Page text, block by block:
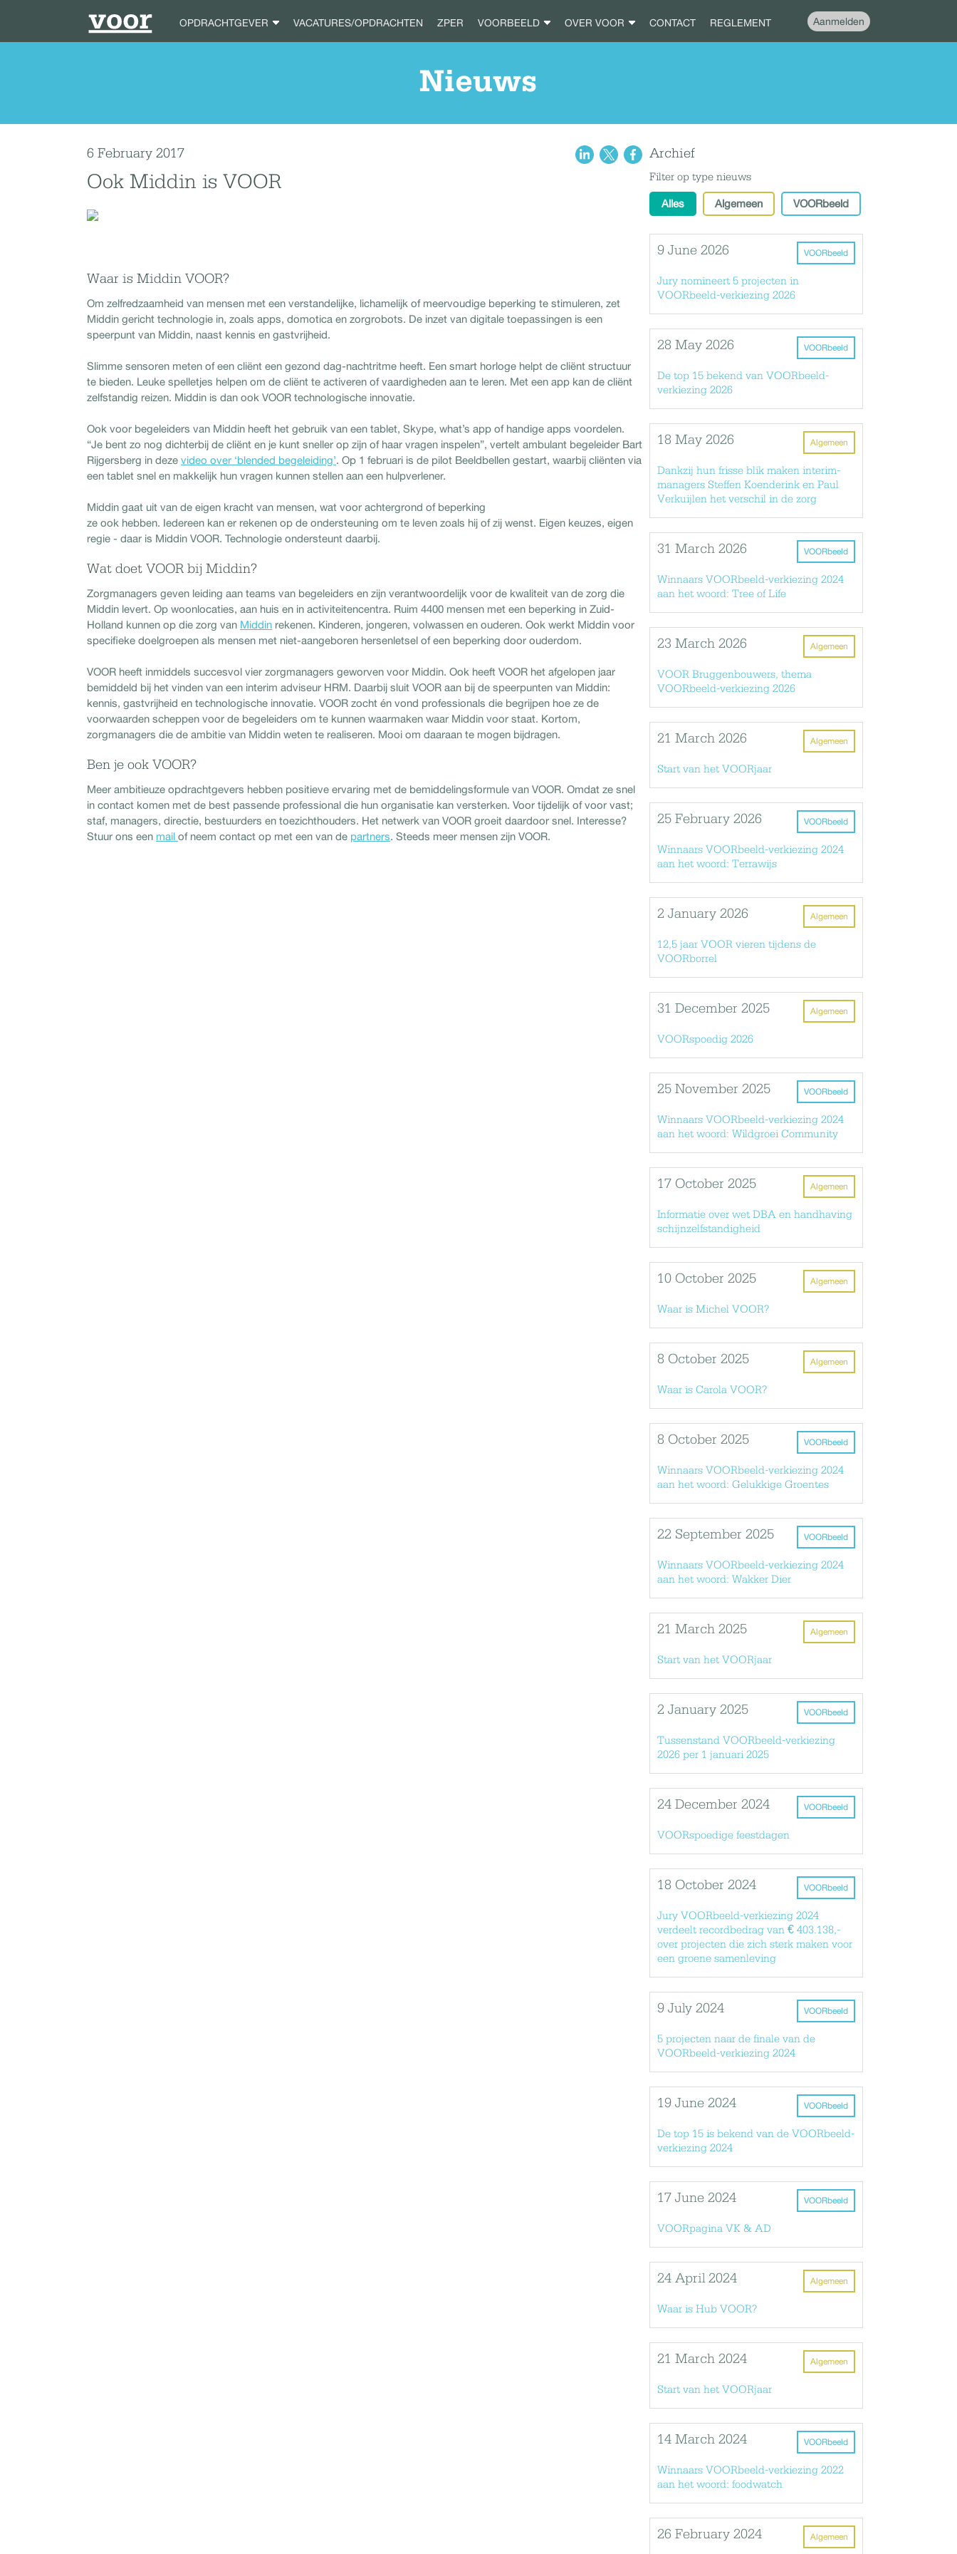
OPDRACHTGEVER VACATURES/OPDRACHTEN ZPER VOORBEELD OVER VOOR CONTACT REGLEMENT Aanmelden
Nieuws
6 February 2017
Ook Middin is VOOR
Waar is Middin VOOR?
Om zelfredzaamheid van mensen met een verstandelijke, lichamelijk of meervoudige beperking te stimuleren, zet
Middin gericht technologie in, zoals apps, domotica en zorgrobots. De inzet van digitale toepassingen is een
speerpunt van Middin, naast kennis en gastvrijheid.
Slimme sensoren meten of een cliënt een gezond dag-nachtritme heeft. Een smart horloge helpt de cliënt structuur
te bieden. Leuke spelletjes helpen om de cliënt te activeren of vaardigheden aan te leren. Met een app kan de cliënt
zelfstandig reizen. Middin is dan ook VOOR technologische innovatie.
Ook voor begeleiders van Middin heeft het gebruik van een tablet, Skype, what’s app of handige apps voordelen.
“Je bent zo nog dichterbij de cliënt en je kunt sneller op zijn of haar vragen inspelen”, vertelt ambulant begeleider Bart
Rijgersberg in deze video over ‘blended begeleiding’. Op 1 februari is de pilot Beeldbellen gestart, waarbij cliënten via
een tablet snel en makkelijk hun vragen kunnen stellen aan een hulpverlener.
Middin gaat uit van de eigen kracht van mensen, wat voor achtergrond of beperking
ze ook hebben. Iedereen kan er rekenen op de ondersteuning om te leven zoals hij of zij wenst. Eigen keuzes, eigen
regie - daar is Middin VOOR. Technologie ondersteunt daarbij.
Wat doet VOOR bij Middin?
Zorgmanagers geven leiding aan teams van begeleiders en zijn verantwoordelijk voor de kwaliteit van de zorg die
Middin levert. Op woonlocaties, aan huis en in activiteitencentra. Ruim 4400 mensen met een beperking in Zuid-
Holland kunnen op die zorg van Middin rekenen. Kinderen, jongeren, volwassen en ouderen. Ook werkt Middin voor
specifieke doelgroepen als mensen met niet-aangeboren hersenletsel of een beperking door ouderdom.
VOOR heeft inmiddels succesvol vier zorgmanagers geworven voor Middin. Ook heeft VOOR het afgelopen jaar
bemiddeld bij het vinden van een interim adviseur HRM. Daarbij sluit VOOR aan bij de speerpunten van Middin:
kennis, gastvrijheid en technologische innovatie. VOOR zocht én vond professionals die begrijpen hoe ze de
voorwaarden scheppen voor de begeleiders om te kunnen waarmaken waar Middin voor staat. Kortom,
zorgmanagers die de ambitie van Middin weten te realiseren. Mooi om daaraan te mogen bijdragen.
Ben je ook VOOR?
Meer ambitieuze opdrachtgevers hebben positieve ervaring met de bemiddelingsformule van VOOR. Omdat ze snel
in contact komen met de best passende professional die hun organisatie kan versterken. Voor tijdelijk of voor vast;
staf, managers, directie, bestuurders en toezichthouders. Het netwerk van VOOR groeit daardoor snel. Interesse?
Stuur ons een mail of neem contact op met een van de partners. Steeds meer mensen zijn VOOR.
Archief
Filter op type nieuws
Alles Algemeen VOORbeeld
VOORbeeld
9 June 2026
Jury nomineert 5 projecten in
VOORbeeld-verkiezing 2026
VOORbeeld
28 May 2026
De top 15 bekend van VOORbeeld-
verkiezing 2026
Algemeen
18 May 2026
Dankzij hun frisse blik maken interim-
managers Steffen Koenderink en Paul
Verkuijlen het verschil in de zorg
VOORbeeld
31 March 2026
Winnaars VOORbeeld-verkiezing 2024
aan het woord: Tree of Life
Algemeen
23 March 2026
VOOR Bruggenbouwers, thema
VOORbeeld-verkiezing 2026
Algemeen
21 March 2026
Start van het VOORjaar
VOORbeeld
25 February 2026
Winnaars VOORbeeld-verkiezing 2024
aan het woord: Terrawijs
Algemeen
2 January 2026
12,5 jaar VOOR vieren tijdens de
VOORborrel
Algemeen
31 December 2025
VOORspoedig 2026
VOORbeeld
25 November 2025
Winnaars VOORbeeld-verkiezing 2024
aan het woord: Wildgroei Community
Algemeen
17 October 2025
Informatie over wet DBA en handhaving
schijnzelfstandigheid
Algemeen
10 October 2025
Waar is Michel VOOR?
Algemeen
8 October 2025
Waar is Carola VOOR?
VOORbeeld
8 October 2025
Winnaars VOORbeeld-verkiezing 2024
aan het woord: Gelukkige Groentes
VOORbeeld
22 September 2025
Winnaars VOORbeeld-verkiezing 2024
aan het woord: Wakker Dier
Algemeen
21 March 2025
Start van het VOORjaar
VOORbeeld
2 January 2025
Tussenstand VOORbeeld-verkiezing
2026 per 1 januari 2025
VOORbeeld
24 December 2024
VOORspoedige feestdagen
VOORbeeld
18 October 2024
Jury VOORbeeld-verkiezing 2024
verdeelt recordbedrag van € 403.138,-
over projecten die zich sterk maken voor
een groene samenleving
VOORbeeld
9 July 2024
5 projecten naar de finale van de
VOORbeeld-verkiezing 2024
VOORbeeld
19 June 2024
De top 15 is bekend van de VOORbeeld-
verkiezing 2024
VOORbeeld
17 June 2024
VOORpagina VK & AD
Algemeen
24 April 2024
Waar is Hub VOOR?
Algemeen
21 March 2024
Start van het VOORjaar
VOORbeeld
14 March 2024
Winnaars VOORbeeld-verkiezing 2022
aan het woord: foodwatch
Algemeen
26 February 2024